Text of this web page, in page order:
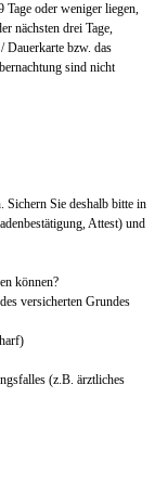
Tage oder weniger liegen,
nächsten drei Tage,
Dauerkarte bzw. das
sind nicht
Sichern Sie deshalb bitte in
Attest) und
können?
versicherten Grundes
(z.B. ärztliches